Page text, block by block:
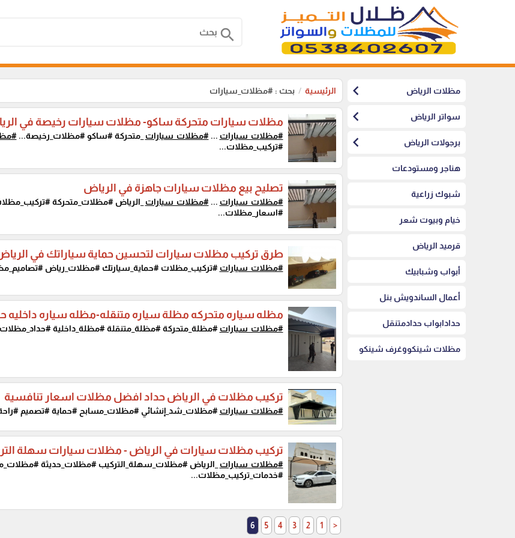
search
مظلات الرياض chevron_left
سواتر الرياض chevron_left
برجولات الرياض chevron_left
هناجر ومستودعات
شبوك زراعية
خيام وبيوت شعر
قرميد الرياض
أبواب وشبابيك
أعمال الساندويش بنل
حدادابواب حدادمتنقل
مظلات شينكووغرف شينكو
الرئيسية بحث : #مظلات_سيارات
مظلات سيارات متحركة ساكو- مظلات سيارات رخيصة في
#مظلات_سيارات ...#مظلات_سيارات _متحركة #ساكو #مظلات_رخيصة...
#تركيب_مظلات...
تصليح بيع مظلات سيارات جاهزة في الرياض
#مظلات_سيارات ...#مظلات_سيارات _الرياض #مظلات_متحركة
#اسعار_مظلات...
طرق تركيب مظلات سيارات لتحسين حماية سياراتك في
#مظلات_سيارات #تركيب_مظلات #حماية_سيارتك #مظلات_رياض
مظله سياره متحركه مظلة سياره متنقله-مظله سياره داخليه
#مظلات_سيارات #مظلة_متحركة #مظلة_متنقلة #مظلة_داخلية
تركيب مظلات في الرياض حداد افضل مظلات اسعار تنافسية
#مظلات_سيارات #مظلات_شد_إنشائي #مظلات_مسابح #حماية #تصميم
تركيب مظلات سيارات في الرياض - مظلات سيارات سهلة
#مظلات_سيارات _الرياض #مظلات_سهلة_التركيب #مظلات_حديثة
#خدمات_تركيب_مظلات...
<
1
2
3
4
5
6